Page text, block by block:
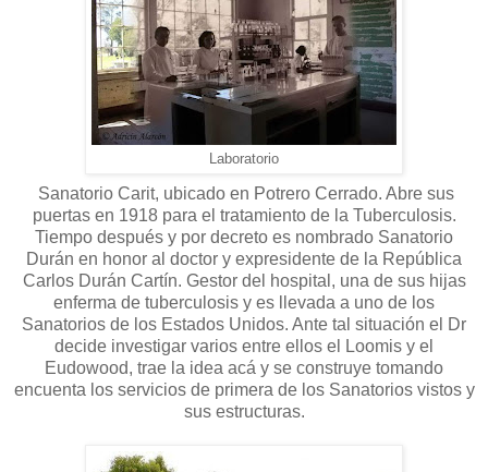
Laboratorio
Sanatorio Carit, ubicado en Potrero Cerrado. Abre sus
puertas en 1918 para el tratamiento de la Tuberculosis.
Tiempo después y por decreto es nombrado Sanatorio
Durán en honor al doctor y expresidente de la República
Carlos Durán Cartín. Gestor del hospital, una de sus hijas
enferma de tuberculosis y es llevada a uno de los
Sanatorios de los Estados Unidos. Ante tal situación el Dr
decide investigar varios entre ellos el Loomis y el
Eudowood, trae la idea acá y se construye tomando
encuenta los servicios de primera de los Sanatorios vistos y
sus estructuras.